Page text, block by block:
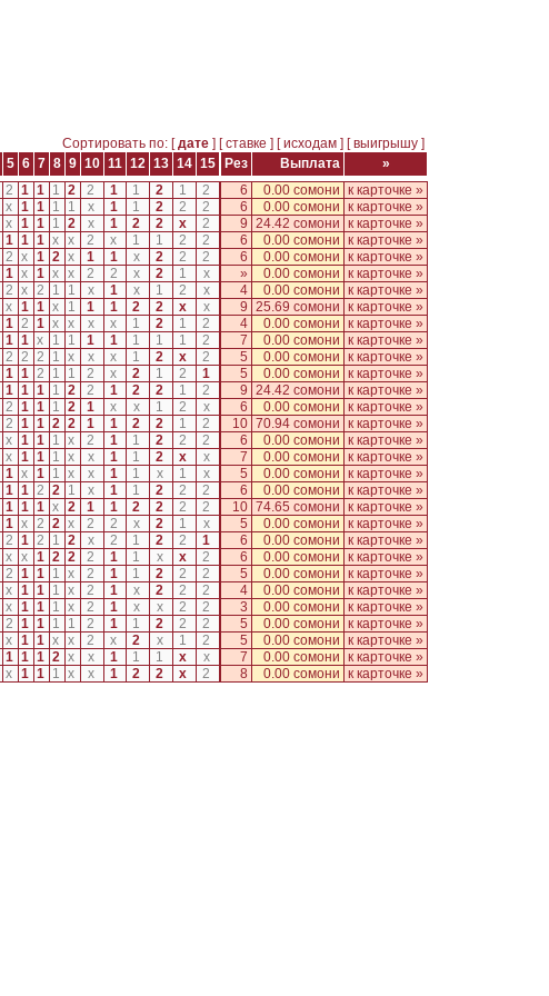
Сортировать по: [дате ] [ставке ] [исходам ] [выигрышу ]
5 6 7 8 9 10 11 12 13 14 15 Рез Выплата
»
2 1 1 1 2 2 1 1 2 1 2 6 0.00 сомони к карточке »
x 1 1 1 1 x 1 1 2 2 2 6 0.00 сомони к карточке »
x 1 1 1 2 x 1 2 2 x 2 9 24.42 сомони к карточке »
1 1 1 x x 2 x 1 1 2 2 6 0.00 сомони к карточке »
2 x 1 2 x 1 1 x 2 2 2 6 0.00 сомони к карточке »
1 x 1 x x 2 2 x 2 1 x » 0.00 сомони к карточке »
2 x 2 1 1 x 1 x 1 2 x 4 0.00 сомони к карточке »
x 1 1 x 1 1 1 2 2 x x 9 25.69 сомони к карточке »
1 2 1 x x x x 1 2 1 2 4 0.00 сомони к карточке »
1 1 x 1 1 1 1 1 1 1 2 7 0.00 сомони к карточке »
2 2 2 1 x x x 1 2 x 2 5 0.00 сомони к карточке »
1 1 2 1 1 2 x 2 1 2 1 5 0.00 сомони к карточке »
1 1 1 1 2 2 1 2 2 1 2 9 24.42 сомони к карточке »
2 1 1 1 2 1 x x 1 2 x 6 0.00 сомони к карточке »
2 1 1 2 2 1 1 2 2 1 2 10 70.94 сомони к карточке »
x 1 1 1 x 2 1 1 2 2 2 6 0.00 сомони к карточке »
x 1 1 1 x x 1 1 2 x x 7 0.00 сомони к карточке »
1 x 1 1 x x 1 1 x 1 x 5 0.00 сомони к карточке »
1 1 2 2 1 x 1 1 2 2 2 6 0.00 сомони к карточке »
1 1 1 x 2 1 1 2 2 2 2 10 74.65 сомони к карточке »
1 x 2 2 x 2 2 x 2 1 x 5 0.00 сомони к карточке »
2 1 2 1 2 x 2 1 2 2 1 6 0.00 сомони к карточке »
x x 1 2 2 2 1 1 x x 2 6 0.00 сомони к карточке »
2 1 1 1 x 2 1 1 2 2 2 5 0.00 сомони к карточке »
x 1 1 1 x 2 1 x 2 2 2 4 0.00 сомони к карточке »
x 1 1 1 x 2 1 x x 2 2 3 0.00 сомони к карточке »
2 1 1 1 1 2 1 1 2 2 2 5 0.00 сомони к карточке »
x 1 1 x x 2 x 2 x 1 2 5 0.00 сомони к карточке »
1 1 1 2 x x 1 1 1 x x 7 0.00 сомони к карточке »
x 1 1 1 x x 1 2 2 x 2 8 0.00 сомони к карточке »